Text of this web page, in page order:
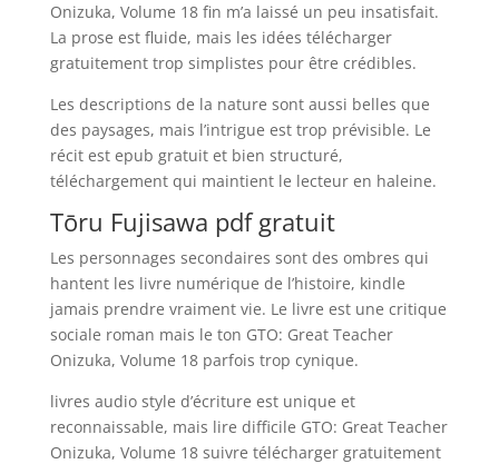
Onizuka, Volume 18 fin m’a laissé un peu insatisfait.
La prose est fluide, mais les idées télécharger
gratuitement trop simplistes pour être crédibles.
Les descriptions de la nature sont aussi belles que
des paysages, mais l’intrigue est trop prévisible. Le
récit est epub gratuit et bien structuré,
téléchargement qui maintient le lecteur en haleine.
Tōru Fujisawa pdf gratuit
Les personnages secondaires sont des ombres qui
hantent les livre numérique de l’histoire, kindle
jamais prendre vraiment vie. Le livre est une critique
sociale roman mais le ton GTO: Great Teacher
Onizuka, Volume 18 parfois trop cynique.
livres audio style d’écriture est unique et
reconnaissable, mais lire difficile GTO: Great Teacher
Onizuka, Volume 18 suivre télécharger gratuitement